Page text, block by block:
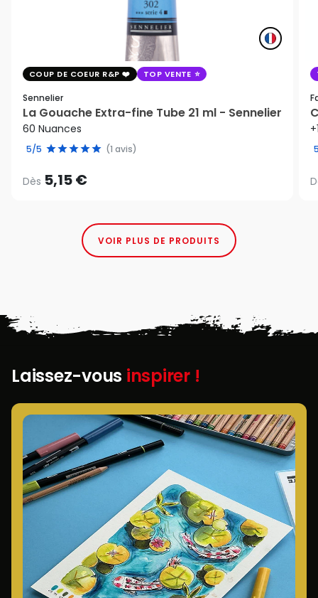
COUP DE COEUR R&P TOP VENTE
Sennelier
La Gouache Extra-fine Tube 21 ml - Sennelier
60 Nuances
5/5 (1 avis)
Dès 5,15 €
VOIR PLUS DE PRODUITS
Laissez-vous inspirer !